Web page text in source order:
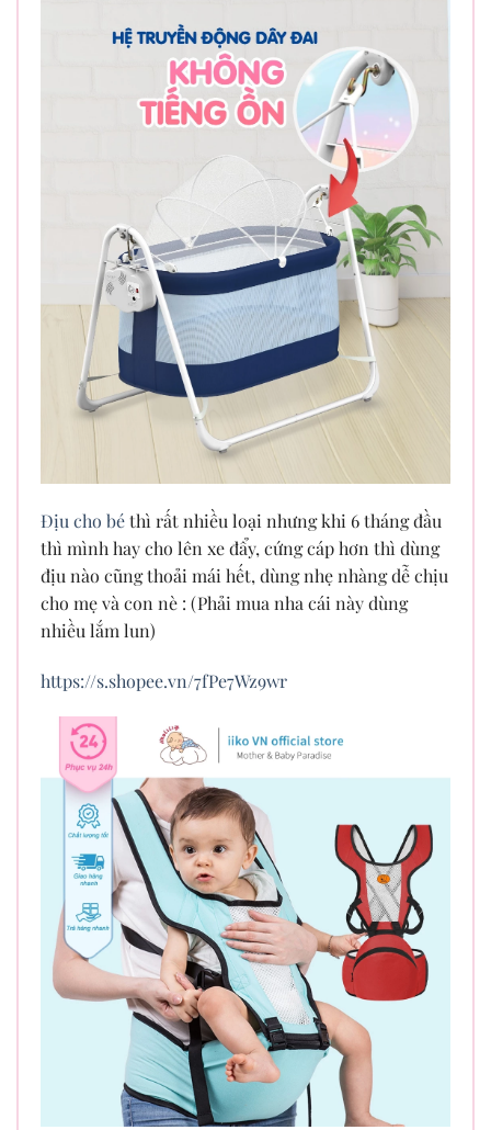
Địu cho béthì rất nhiều loại nhưng khi 6 tháng đầu
thì mình hay cho lên xe đẩy, cứng cáp hơn thì dùng
địu nào cũng thoải mái hết, dùng nhẹ nhàng dễ chịu
cho mẹ và con nè : (Phải mua nha cái này dùng
nhiều lắm lun)
https://s.shopee.vn/7fPe7Wz9wr